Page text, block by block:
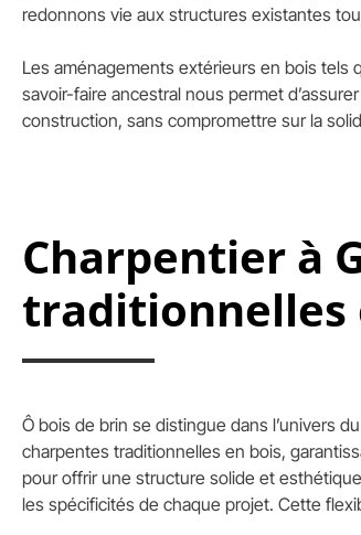
redonnons vie aux structures existantes
Les aménagements extérieurs en bois tels
savoir-faire ancestral nous permet
construction, sans compromettre sur la
Charpentier à
traditionnelles
Ô bois de brin se distingue dans l’univers
charpentes traditionnelles en bois,
pour offrir une structure solide et
les spécificités de chaque projet. Cette